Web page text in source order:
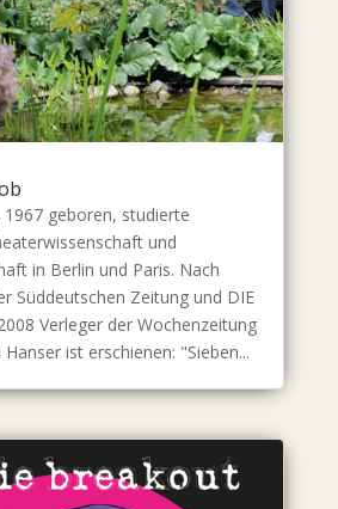
1967 geboren, studierte
und
in Berlin und Paris. Nach
Süddeutschen Zeitung und DIE
Verleger der Wochenzeitung
ist erschienen: "Sieben...